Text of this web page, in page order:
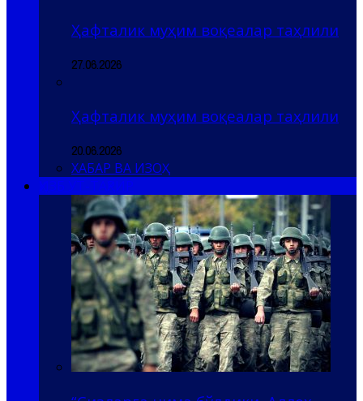
Ҳафталик муҳим воқеалар таҳлили
27.06.2026
Ҳафталик муҳим воқеалар таҳлили
20.06.2026
ХАБАР ВА ИЗОҲ